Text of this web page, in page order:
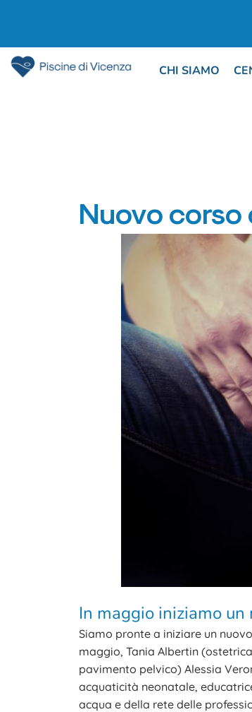
CHI SIAMO
Nuovo
In maggio iniziamo
Siamo pronte a iniziare un
maggio, Tania Albertin
pavimento pelvico) Alessia
acquaticità neonatale,
acqua e della rete delle